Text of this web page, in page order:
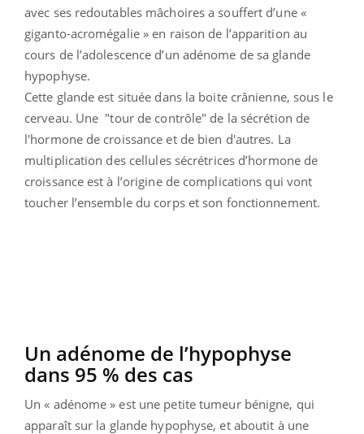
avec ses redoutables mâchoires a souffert d’une «
giganto-acromégalie » en raison de l’apparition au
cours de l’adolescence d’un adénome de sa glande
hypophyse.
Cette glande est située dans la boite crânienne, sous le
cerveau. Une "tour de contrôle" de la sécrétion de
l'hormone de croissance et de bien d'autres. La
multiplication des cellules sécrétrices d’hormone de
croissance est à l’origine de complications qui vont
toucher l’ensemble du corps et son fonctionnement.
Un adénome de l’hypophyse
dans 95 % des cas
Un « adénome » est une petite tumeur bénigne, qui
apparaît sur la glande hypophyse, et aboutit à une